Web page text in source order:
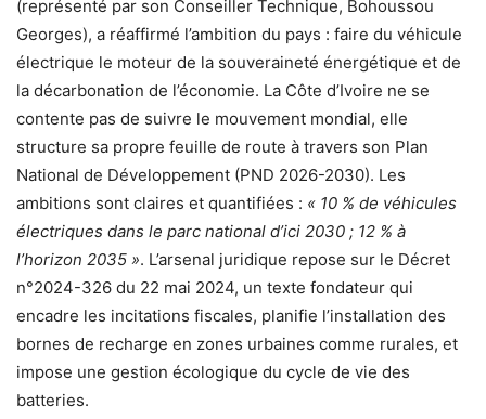
(représenté par son Conseiller Technique, Bohoussou
Georges), a réaffirmé l’ambition du pays : faire du véhicule
électrique le moteur de la souveraineté énergétique et de
la décarbonation de l’économie. La Côte d’Ivoire ne se
contente pas de suivre le mouvement mondial, elle
structure sa propre feuille de route à travers son Plan
National de Développement (PND 2026-2030). Les
ambitions sont claires et quantifiées : « 10 % de véhicules
électriques dans le parc national d’ici 2030 ; 12 % à
l’horizon 2035 ». L’arsenal juridique repose sur le Décret
n°2024-326 du 22 mai 2024, un texte fondateur qui
encadre les incitations fiscales, planifie l’installation des
bornes de recharge en zones urbaines comme rurales, et
impose une gestion écologique du cycle de vie des
batteries.